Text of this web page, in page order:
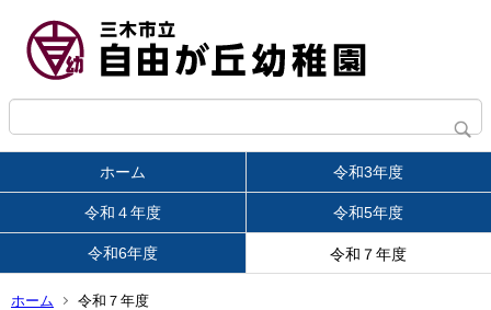
ホーム 令和3年度
令和４年度 令和5年度
令和6年度 令和７年度
ホーム 令和７年度